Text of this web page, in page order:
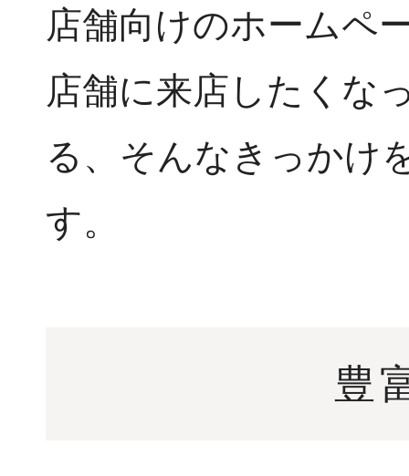
店舗向けのホームペ
店舗に来店したくな
る、そんなきっかけ
す。
豊